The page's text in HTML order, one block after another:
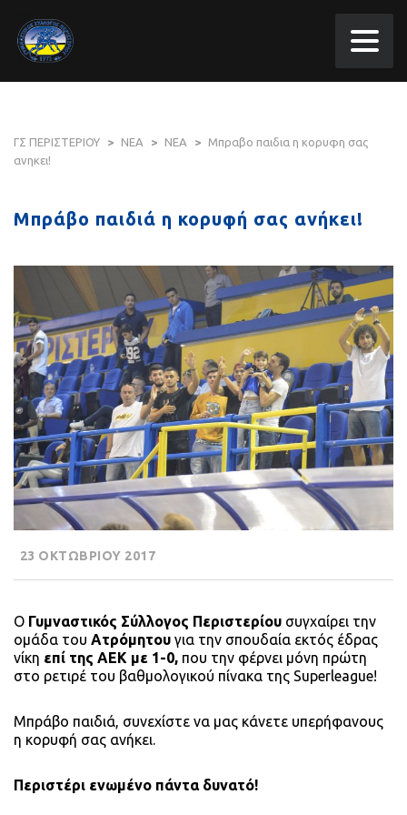
ΓΣ ΠΕΡΙΣΤΕΡΙΟΥ > ΝΕΑ > ΝΕΑ >
Μπραβο παιδια η κορυφη σας
ανηκει!
Μπράβο παιδιά η κορυφή σας ανήκει!
23 ΟΚΤΩΒΡΙΟΥ 2017
Ο Γυμναστικός Σύλλογος Περιστερίου συγχαίρει την
ομάδα του Ατρόμητου για την σπουδαία εκτός έδρας
νίκη επί της ΑΕΚ με 1-0, που την φέρνει μόνη πρώτη
στο ρετιρέ του βαθμολογικού πίνακα της Superleague!
Μπράβο παιδιά, συνεχίστε να μας κάνετε υπερήφανους
η κορυφή σας ανήκει.
Περιστέρι ενωμένο πάντα δυνατό!